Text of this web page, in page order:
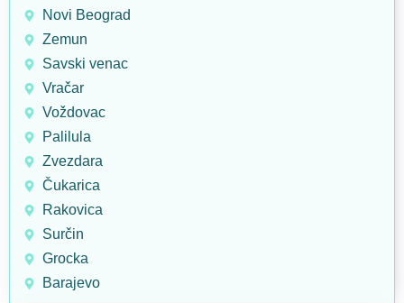
Novi Beograd
Zemun
Savski venac
Vračar
Voždovac
Palilula
Zvezdara
Čukarica
Rakovica
Surčin
Grocka
Barajevo